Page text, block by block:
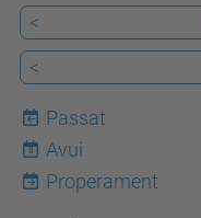
<
<
Passat
8
Avui
Properament